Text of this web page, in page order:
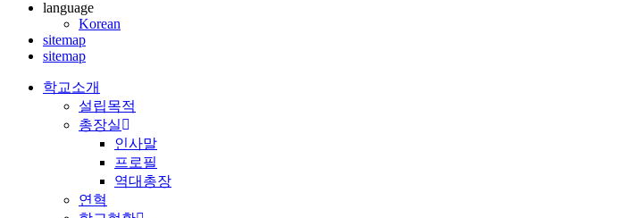
language
Korean
sitemap
sitemap
학교소개
설립목적
총장실
인사말
프로필
역대총장
연혁